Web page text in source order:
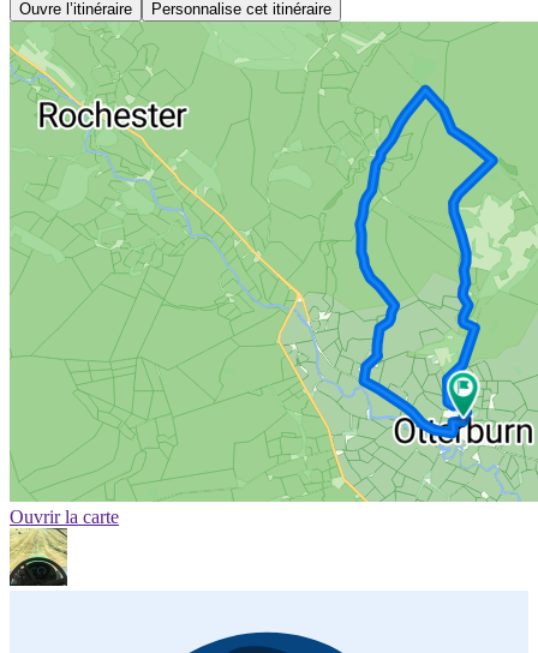
Ouvre l’itinéraire Personnalise cet itinéraire
Ouvrir la carte